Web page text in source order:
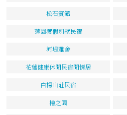
松石賓館
蓮園渡假別墅民宿
河堤雅舍
花蓮健康休閒民宿閒情居
白楊山莊民宿
檜之園